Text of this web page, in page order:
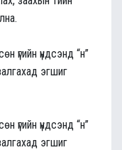
үгийн үндсэнд “н”
эгшиг
үгийн үндсэнд “н”
эгшиг